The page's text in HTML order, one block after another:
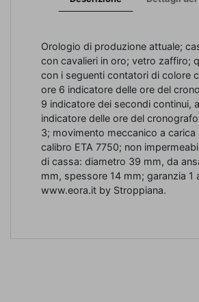
Orologio di produzione attuale;
con cavalieri in oro; vetro zaffiro;
con i seguenti contatori di colore
ore 6 indicatore delle ore del
9 indicatore dei secondi continui,
indicatore delle ore del
3; movimento meccanico a carica
calibro ETA 7750; non
di cassa: diametro 39 mm, da
mm, spessore 14 mm; garanzia 1
www.eora.it by Stroppiana.